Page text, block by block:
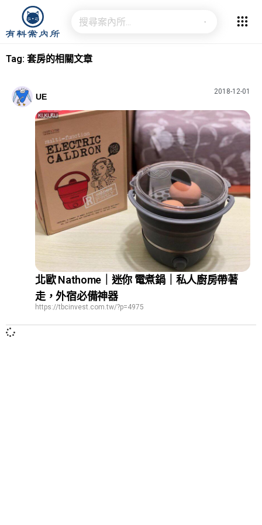
Tag: 套房的相關文章
UE
2018-12-01
北歐 Nathome｜迷你 電煮鍋｜私人廚房帶著
走，外宿必備神器
https://tbcinvest.com.tw/?p=4975